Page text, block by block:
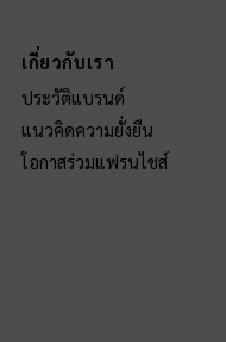
เกี่ยวกับเรา
ประวัติแบรนด์
แนวคิดความยั่งยืน
โอกาสร่วมแฟรนไชส์